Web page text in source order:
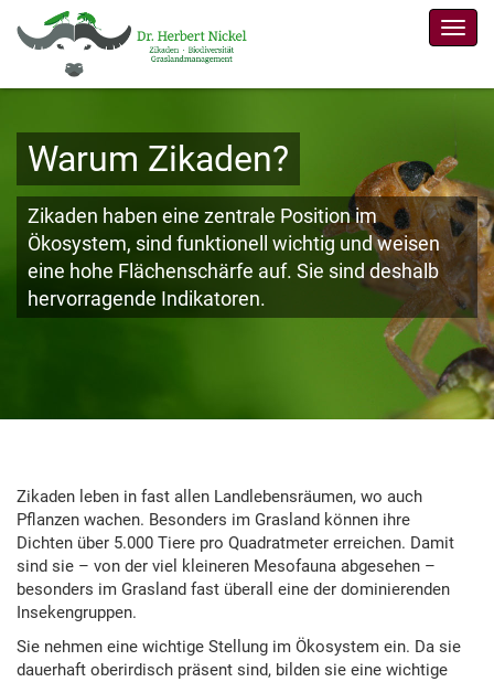
Warum Zikaden?
Zikaden haben eine zentrale Position im
Ökosystem, sind funktionell wichtig und weisen
eine hohe Flächenschärfe auf. Sie sind deshalb
hervorragende Indikatoren.
Zikaden leben in fast allen Landlebensräumen, wo auch
Pflanzen wachen. Besonders im Grasland können ihre
Dichten über 5.000 Tiere pro Quadratmeter erreichen. Damit
sind sie – von der viel kleineren Mesofauna abgesehen –
besonders im Grasland fast überall eine der dominierenden
Insekengruppen.
Sie nehmen eine wichtige Stellung im Ökosystem ein. Da sie
dauerhaft oberirdisch präsent sind, bilden sie eine wichtige